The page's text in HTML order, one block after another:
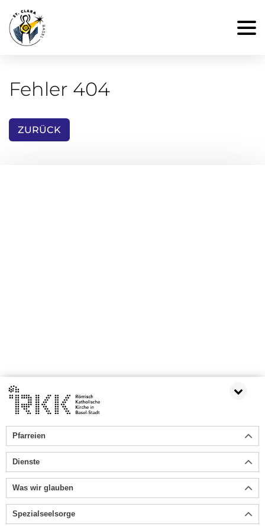
Fehler 404
ZURÜCK
Pfarreien
Dienste
Was wir glauben
Spezialseelsorge